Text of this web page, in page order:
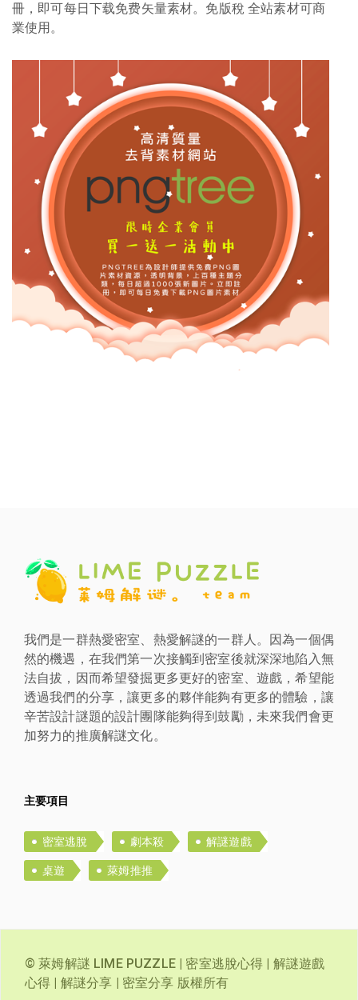
冊，即可每日下载免费矢量素材。免版稅 全站素材可商
業使用。
我們是一群熱愛密室、熱愛解謎的一群人。因為一個偶
然的機遇，在我們第一次接觸到密室後就深深地陷入無
法自拔，因而希望發掘更多更好的密室、遊戲，希望能
透過我們的分享，讓更多的夥伴能夠有更多的體驗，讓
辛苦設計謎題的設計團隊能夠得到鼓勵，未來我們會更
加努力的推廣解謎文化。
主要項目
密室逃脫 劇本殺 解謎遊戲
桌遊 萊姆推推
© 萊姆解謎 LIME PUZZLE | 密室逃脫心得 | 解謎遊戲
心得 | 解謎分享 | 密室分享 版權所有